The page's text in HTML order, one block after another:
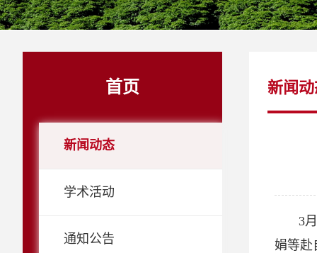
首页
新闻动态
学术活动
通知公告
新闻
3
娟等赴